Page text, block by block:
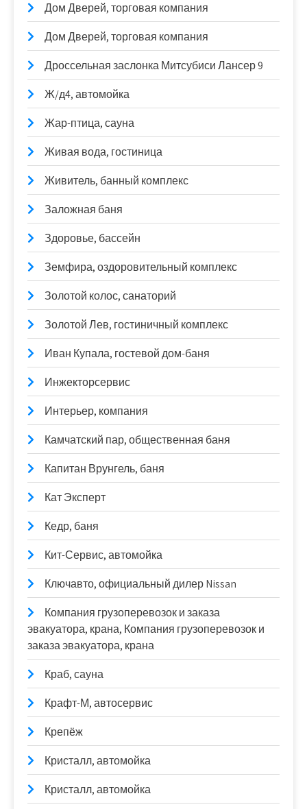
Дом Дверей, торговая компания
Дом Дверей, торговая компания
Дроссельная заслонка Митсубиси Лансер 9
Ж/д4, автомойка
Жар-птица, сауна
Живая вода, гостиница
Живитель, банный комплекс
Заложная баня
Здоровье, бассейн
Земфира, оздоровительный комплекс
Золотой колос, санаторий
Золотой Лев, гостиничный комплекс
Иван Купала, гостевой дом-баня
Инжекторсервис
Интерьер, компания
Камчатский пар, общественная баня
Капитан Врунгель, баня
Кат Эксперт
Кедр, баня
Кит-Сервис, автомойка
Ключавто, официальный дилер Nissan
Компания грузоперевозок и заказа
эвакуатора, крана, Компания грузоперевозок и
заказа эвакуатора, крана
Краб, сауна
Крафт-М, автосервис
Крепёж
Кристалл, автомойка
Кристалл, автомойка